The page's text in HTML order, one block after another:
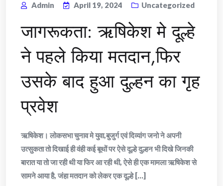
Admin April 19, 2024 Uncategorized
जागरूकता: ऋषिकेश मे दूल्हे
ने पहले किया मतदान,फिर
उसके बाद हुआ दुल्हन का गृह
प्रवेश
ऋषिकेश। लोकसभा चुनाव मे युवा,बुजुर्ग एवं दिव्यांग जनो ने अपनी
उत्सुकता तो दिखाई ही वंही कई बूथों पर ऐसे दूल्हे दुल्हन भी दिखे जिनकी
बारात या तो जा रही थी या फिर आ रही थी, ऐसे ही एक मामला ऋषिकेश से
सामने आया है, जंहा मतदान को लेकर एक दूल्हे [...]